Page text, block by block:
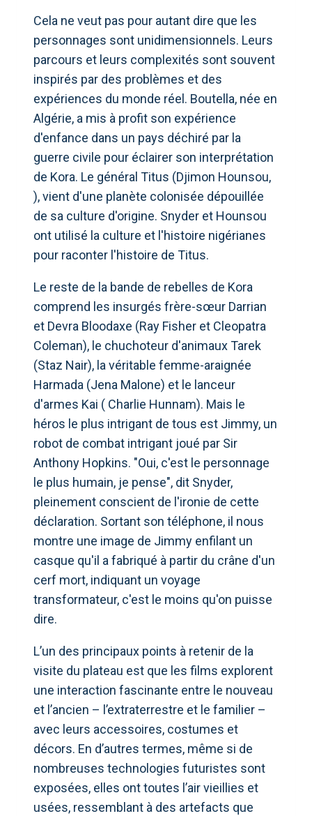
Cela ne veut pas pour autant dire que les
personnages sont unidimensionnels. Leurs
parcours et leurs complexités sont souvent
inspirés par des problèmes et des
expériences du monde réel. Boutella, née en
Algérie, a mis à profit son expérience
d'enfance dans un pays déchiré par la
guerre civile pour éclairer son interprétation
de Kora. Le général Titus (Djimon Hounsou,
), vient d'une planète colonisée dépouillée
de sa culture d'origine. Snyder et Hounsou
ont utilisé la culture et l'histoire nigérianes
pour raconter l'histoire de Titus.
Le reste de la bande de rebelles de Kora
comprend les insurgés frère-sœur Darrian
et Devra Bloodaxe (Ray Fisher et Cleopatra
Coleman), le chuchoteur d'animaux Tarek
(Staz Nair), la véritable femme-araignée
Harmada (Jena Malone) et le lanceur
d'armes Kai ( Charlie Hunnam). Mais le
héros le plus intrigant de tous est Jimmy, un
robot de combat intrigant joué par Sir
Anthony Hopkins. "Oui, c'est le personnage
le plus humain, je pense", dit Snyder,
pleinement conscient de l'ironie de cette
déclaration. Sortant son téléphone, il nous
montre une image de Jimmy enfilant un
casque qu'il a fabriqué à partir du crâne d'un
cerf mort, indiquant un voyage
transformateur, c'est le moins qu'on puisse
dire.
L’un des principaux points à retenir de la
visite du plateau est que les films explorent
une interaction fascinante entre le nouveau
et l’ancien – l’extraterrestre et le familier –
avec leurs accessoires, costumes et
décors. En d’autres termes, même si de
nombreuses technologies futuristes sont
exposées, elles ont toutes l’air vieillies et
usées, ressemblant à des artefacts que